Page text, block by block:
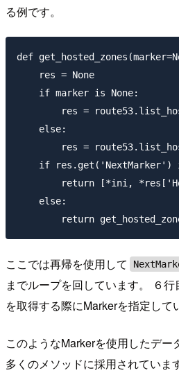
る例です。
def
    res = None
    if marker is None:
res =
    else:
res =
if res.get('NextMarker')
return [*ini,
    else:
ここでは再帰を使用して
までループを回しています。 ６行
を取得する際にMarkerを指定して
このようなMarkerを使用したデ
多くのメソッドに採用されていま